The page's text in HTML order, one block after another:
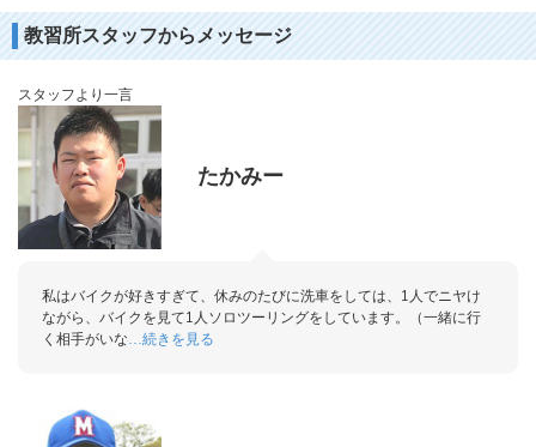
教習所スタッフからメッセージ
スタッフより一言
たかみー
私はバイクが好きすぎて、休みのたびに洗車をしては、1人でニヤけ
ながら、バイクを見て1人ソロツーリングをしています。（一緒に行
く相手がいな…続きを見る